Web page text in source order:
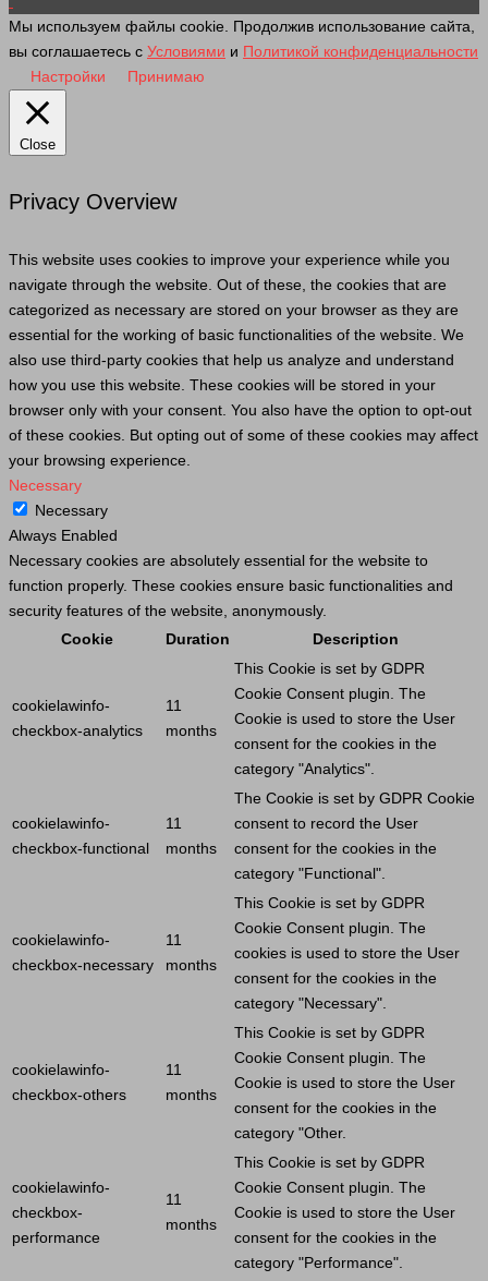
Мы используем файлы cookie. Продолжив использование сайта,
вы соглашаетесь с Условиями и Политикой конфиденциальности
Настройки
Принимаю
Close
Privacy Overview
This website uses cookies to improve your experience while you
navigate through the website. Out of these, the cookies that are
categorized as necessary are stored on your browser as they are
essential for the working of basic functionalities of the website. We
also use third-party cookies that help us analyze and understand
how you use this website. These cookies will be stored in your
browser only with your consent. You also have the option to opt-out
of these cookies. But opting out of some of these cookies may affect
your browsing experience.
Necessary
Necessary
Always Enabled
Necessary cookies are absolutely essential for the website to
function properly. These cookies ensure basic functionalities and
security features of the website, anonymously.
Cookie
Duration Description
cookielawinfo-
checkbox-analytics
11
months
This Cookie is set by GDPR
Cookie Consent plugin. The
Cookie is used to store the User
consent for the cookies in the
category "Analytics".
cookielawinfo-
checkbox-functional
11
months
The Cookie is set by GDPR Cookie
consent to record the User
consent for the cookies in the
category "Functional".
cookielawinfo-
checkbox-necessary
11
months
This Cookie is set by GDPR
Cookie Consent plugin. The
cookies is used to store the User
consent for the cookies in the
category "Necessary".
cookielawinfo-
checkbox-others
11
months
This Cookie is set by GDPR
Cookie Consent plugin. The
Cookie is used to store the User
consent for the cookies in the
category "Other.
cookielawinfo-
checkbox-
performance
11
months
This Cookie is set by GDPR
Cookie Consent plugin. The
Cookie is used to store the User
consent for the cookies in the
category "Performance".